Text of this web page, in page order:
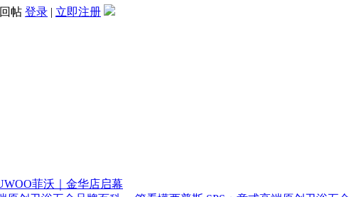
帖 登录 | 立即注册
菲沃｜金华店启幕